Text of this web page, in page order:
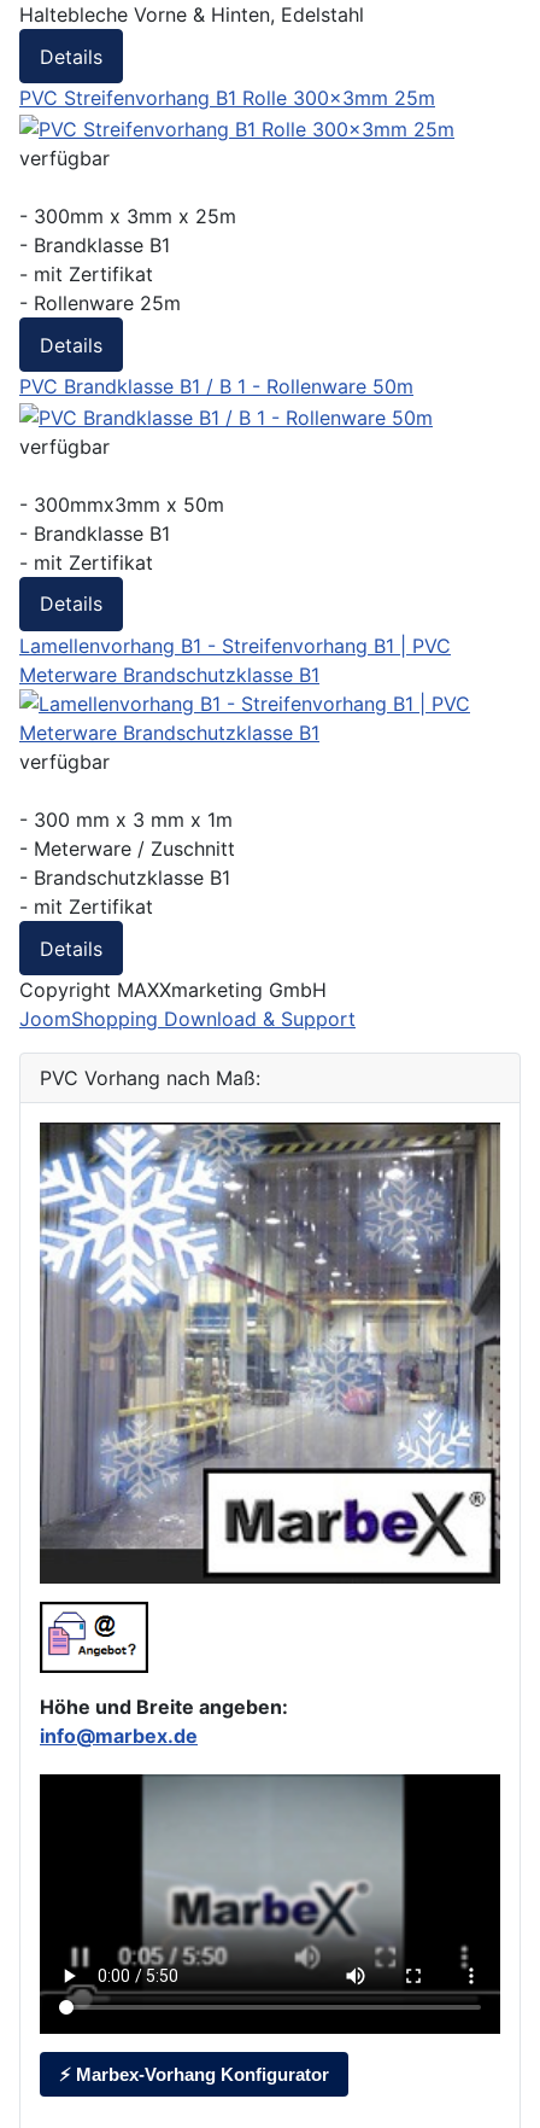
PVC Vorhang nach Maß:
Höhe und Breite angeben:
info@marbex.de
⚡ Marbex-Vorhang Konfigurator
Haltebleche Vorne & Hinten, Edelstahl
Details
PVC Streifenvorhang B1 Rolle 300x3mm 25m
verfügbar
- 300mm x 3mm x 25m
- Brandklasse B1
- mit Zertifikat
- Rollenware 25m
Details
PVC Brandklasse B1 / B 1 - Rollenware 50m
verfügbar
- 300mmx3mm x 50m
- Brandklasse B1
- mit Zertifikat
Details
Lamellenvorhang B1 - Streifenvorhang B1 | PVC
Meterware Brandschutzklasse B1
verfügbar
- 300 mm x 3 mm x 1m
- Meterware / Zuschnitt
- Brandschutzklasse B1
- mit Zertifikat
Details
Copyright MAXXmarketing GmbH
JoomShopping Download & Support